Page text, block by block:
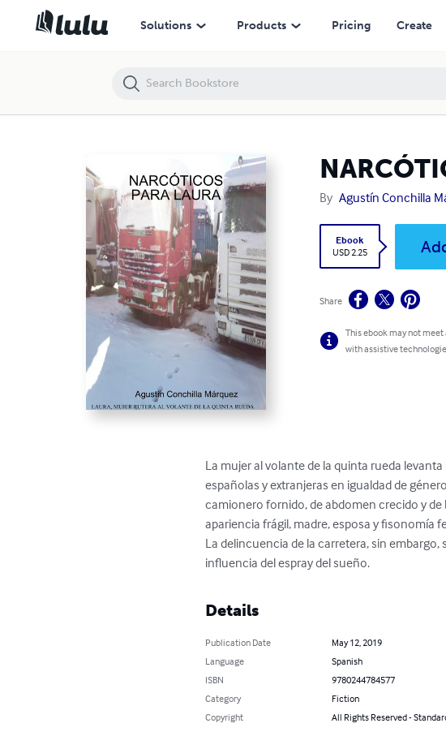
Solutions Products Pricing Create
By Agustín Conchilla
Ebook
USD 2.25
Share
This ebook may not
with assistive
La mujer al volante de la quinta rueda
españolas y extranjeras en igualdad de
camionero fornido, de abdomen crecido y
apariencia frágil, madre, esposa y fisonomía
La delincuencia de la carretera, sin
influencia del espray del sueño.
Details
Publication Date
May 12, 2019
Language
Spanish
ISBN
9780244784577
Category
Fiction
Copyright
All Rights Reserved -
NARCÓTICOS PARA LAURA